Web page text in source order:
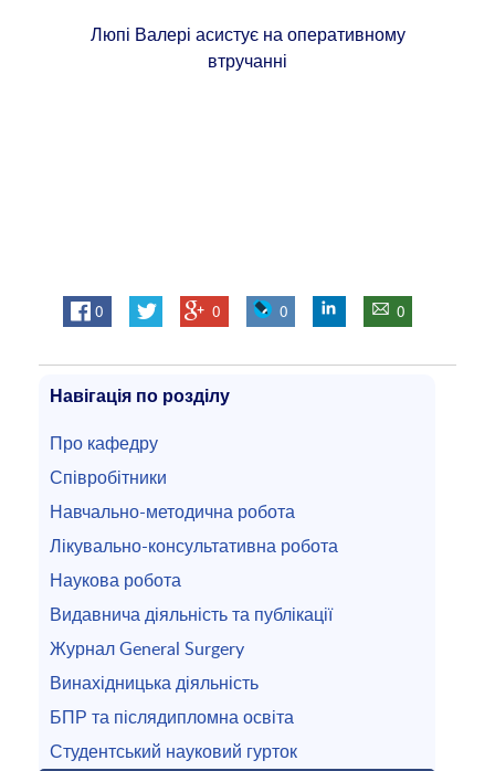
Люпі Валері асистує на оперативному
втручанні
0 0 0 0
Навігація по розділу
Про кафедру
Співробітники
Навчально-методична робота
Лікувально-консультативна робота
Наукова робота
Видавнича діяльність та публікації
Журнал General Surgery
Винахідницька діяльність
БПР та післядипломна освіта
Студентський науковий гурток